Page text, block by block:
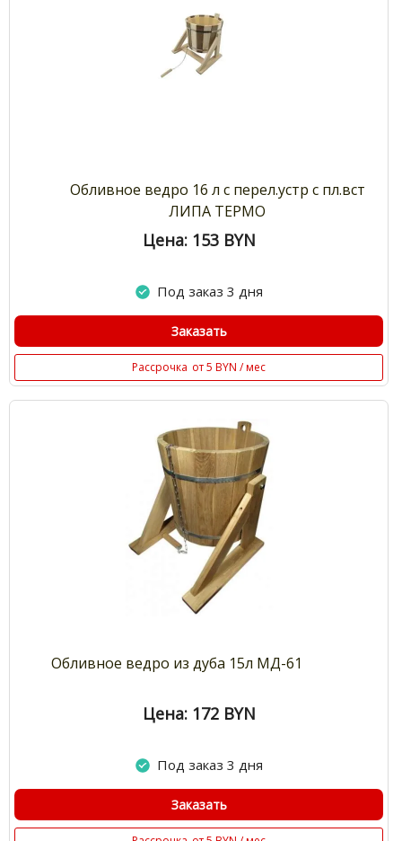
Обливное ведро 16 л с перел.устр с пл.вст
ЛИПА ТЕРМО
Цена: 153 BYN
Под заказ 3 дня
Заказать
Рассрочка от 5 BYN / мес
Обливное ведро из дуба 15л МД-61
Цена: 172 BYN
Под заказ 3 дня
Заказать